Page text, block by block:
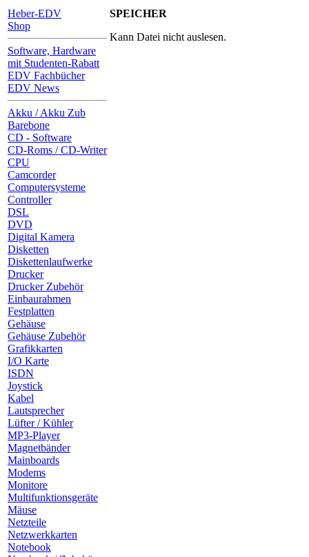
Heber-EDV
Shop
Software, Hardware
mit Studenten-Rabatt
EDV Fachbücher
EDV News
Akku / Akku Zub
Barebone
CD - Software
CD-Roms / CD-Writer
CPU
Camcorder
Computersysteme
Controller
DSL
DVD
Digital Kamera
Disketten
Diskettenlaufwerke
Drucker
Drucker Zubehör
Einbaurahmen
Festplatten
Gehäuse
Gehäuse Zubehör
Grafikkarten
I/O Karte
ISDN
Joystick
Kabel
Lautsprecher
Lüfter / Kühler
MP3-Player
Magnetbänder
Mainboards
Modems
Monitore
Multifunktionsgeräte
Mäuse
Netzteile
Netzwerkkarten
Notebook
SPEICHER
Kann Datei nicht auslesen.